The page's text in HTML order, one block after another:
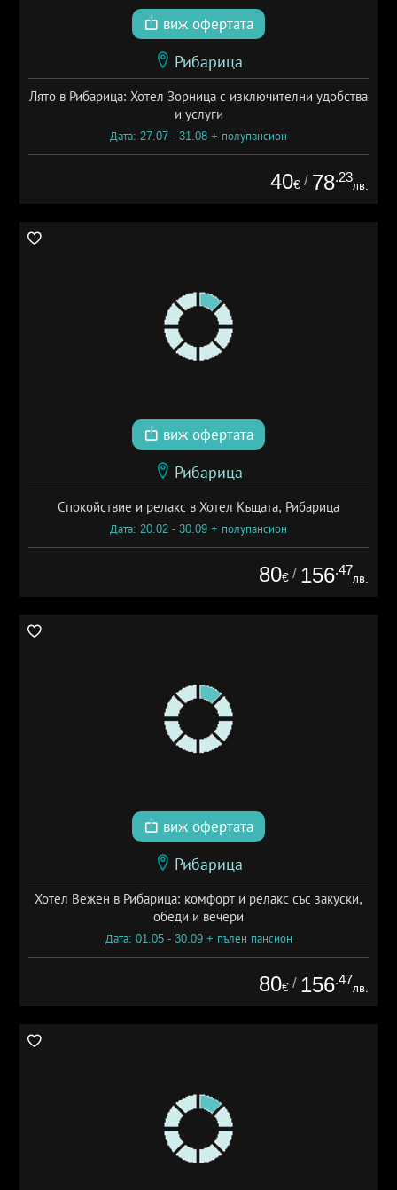
виж офертата
Рибарица
Лято в Рибарица: Хотел Зорница с изключителни удобства
и услуги
Дата: 27.07 - 31.08 + полупансион
40€ / 78.23
лв.
виж офертата
Рибарица
Спокойствие и релакс в Хотел Къщата, Рибарица
Дата: 20.02 - 30.09 + полупансион
80€ / 156.47
лв.
виж офертата
Рибарица
Хотел Вежен в Рибарица: комфорт и релакс със закуски,
обеди и вечери
Дата: 01.05 - 30.09 + пълен пансион
80€ / 156.47
лв.